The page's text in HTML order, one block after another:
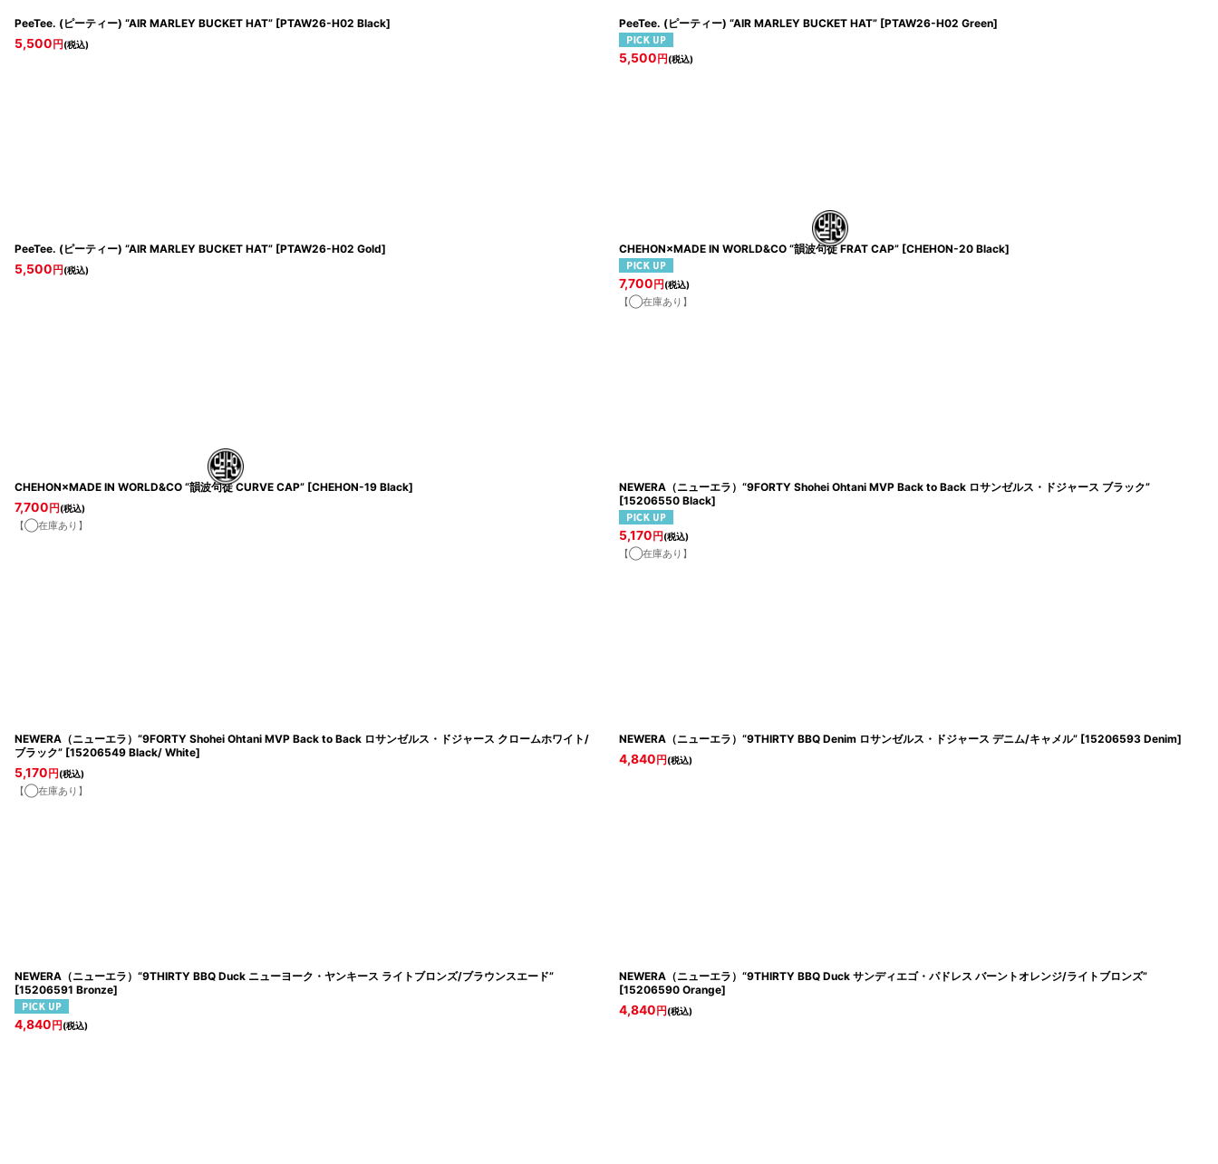
PeeTee. (ピーティー) “AIR MARLEY BUCKET HAT” [PTAW26-H02 Black]
5,500 円 (税込)
PeeTee. (ピーティー) “AIR MARLEY BUCKET HAT” [PTAW26-H02 Green]
5,500 円 (税込)
PeeTee. (ピーティー) “AIR MARLEY BUCKET HAT” [PTAW26-H02 Gold]
5,500 円 (税込)
CHEHON×MADE IN WORLD&CO “韻波句徒 FRAT CAP” [CHEHON-20 Black]
7,700 円 (税込)
【◯在庫あり】
CHEHON×MADE IN WORLD&CO “韻波句徒 CURVE CAP” [CHEHON-19 Black]
7,700 円 (税込)
【◯在庫あり】
NEWERA（ニューエラ）“9FORTY Shohei Ohtani MVP Back to Back ロサンゼルス・ドジャース ブラック”
[15206550 Black]
5,170 円 (税込)
【◯在庫あり】
NEWERA（ニューエラ）“9FORTY Shohei Ohtani MVP Back to Back ロサンゼルス・ドジャース クロームホワイト/
ブラック” [15206549 Black/ White]
5,170 円 (税込)
【◯在庫あり】
NEWERA（ニューエラ）“9THIRTY BBQ Denim ロサンゼルス・ドジャース デニム/キャメル” [15206593 Denim]
4,840 円 (税込)
NEWERA（ニューエラ）“9THIRTY BBQ Duck ニューヨーク・ヤンキース ライトブロンズ/ブラウンスエード”
[15206591 Bronze]
4,840 円 (税込)
NEWERA（ニューエラ）“9THIRTY BBQ Duck サンディエゴ・パドレス バーントオレンジ/ライトブロンズ”
[15206590 Orange]
4,840 円 (税込)